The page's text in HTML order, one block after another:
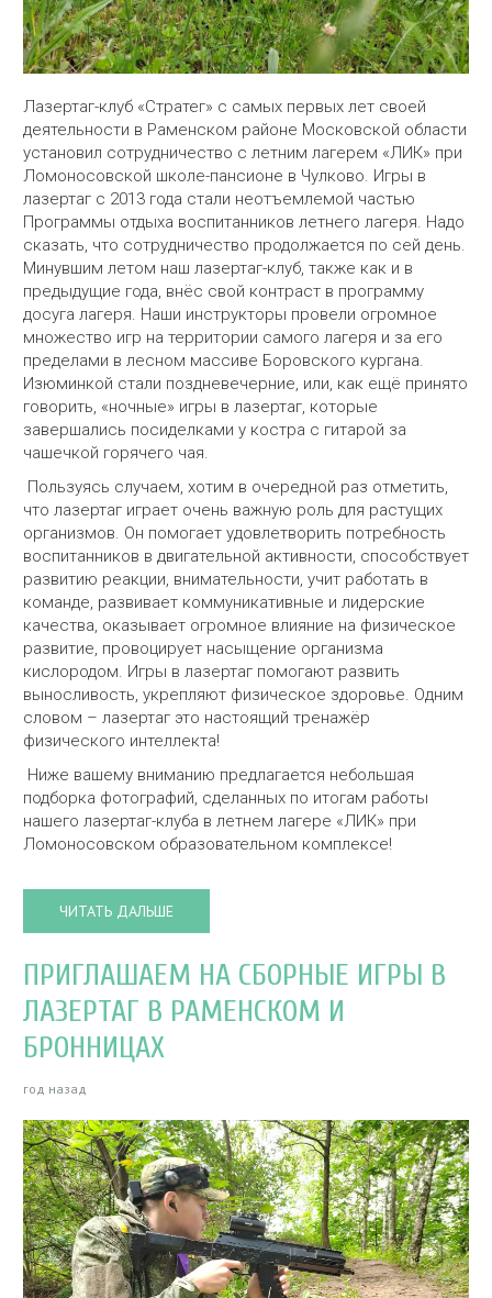
Лазертаг-клуб «Стратег» с самых первых лет своей
деятельности в Раменском районе Московской области
установил сотрудничество с летним лагерем «ЛИК» при
Ломоносовской школе-пансионе в Чулково. Игры в
лазертаг с 2013 года стали неотъемлемой частью
Программы отдыха воспитанников летнего лагеря. Надо
сказать, что сотрудничество продолжается по сей день.
Минувшим летом наш лазертаг-клуб, также как и в
предыдущие года, внёс свой контраст в программу
досуга лагеря. Наши инструкторы провели огромное
множество игр на территории самого лагеря и за его
пределами в лесном массиве Боровского кургана.
Изюминкой стали поздневечерние, или, как ещё принято
говорить, «ночные» игры в лазертаг, которые
завершались посиделками у костра с гитарой за
чашечкой горячего чая.
Пользуясь случаем, хотим в очередной раз отметить,
что лазертаг играет очень важную роль для растущих
организмов. Он помогает удовлетворить потребность
воспитанников в двигательной активности, способствует
развитию реакции, внимательности, учит работать в
команде, развивает коммуникативные и лидерские
качества, оказывает огромное влияние на физическое
развитие, провоцирует насыщение организма
кислородом. Игры в лазертаг помогают развить
выносливость, укрепляют физическое здоровье. Одним
словом – лазертаг это настоящий тренажёр
физического интеллекта!
Ниже вашему вниманию предлагается небольшая
подборка фотографий, сделанных по итогам работы
нашего лазертаг-клуба в летнем лагере «ЛИК» при
Ломоносовском образовательном комплексе!
ЧИТАТЬ ДАЛЬШЕ
ПРИГЛАШАЕМ НА СБОРНЫЕ ИГРЫ В
ЛАЗЕРТАГ В РАМЕНСКОМ И
БРОННИЦАХ
год назад